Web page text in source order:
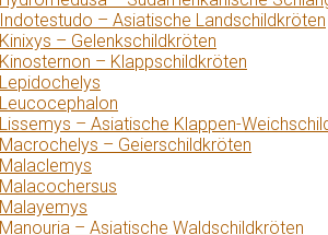
– Asiatische Landschildkröten
– Gelenkschildkröten
– Klappschildkröten
– Asiatische Klappen-
– Geierschildkröten
– Asiatische Waldschildkröten